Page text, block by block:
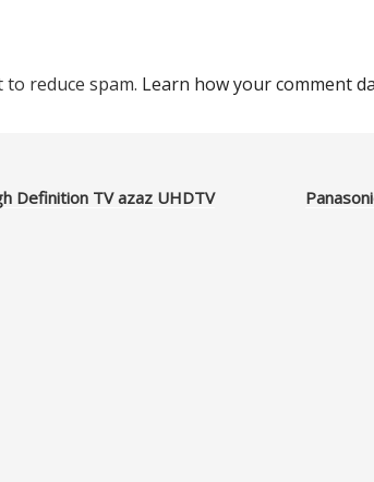
reduce spam. Learn how your comment
Definition TV azaz UHDTV